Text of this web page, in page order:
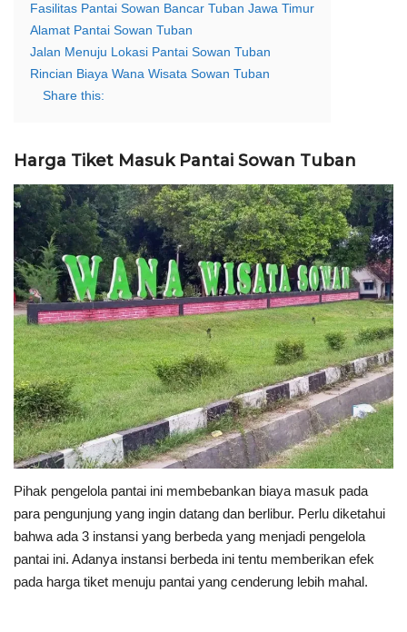
Fasilitas Pantai Sowan Bancar Tuban Jawa Timur
Alamat Pantai Sowan Tuban
Jalan Menuju Lokasi Pantai Sowan Tuban
Rincian Biaya Wana Wisata Sowan Tuban
Share this:
Harga Tiket Masuk Pantai Sowan Tuban
Pihak pengelola pantai ini membebankan biaya masuk pada
para pengunjung yang ingin datang dan berlibur. Perlu diketahui
bahwa ada 3 instansi yang berbeda yang menjadi pengelola
pantai ini. Adanya instansi berbeda ini tentu memberikan efek
pada harga tiket menuju pantai yang cenderung lebih mahal.